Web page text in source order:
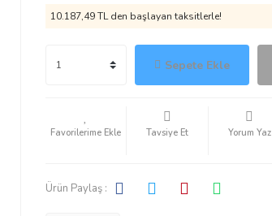
10.187,49 TL den başlayan taksitlerle!
Sepete Ekle
Tavsiye Et Yorum Yaz
Ürün Paylaş :